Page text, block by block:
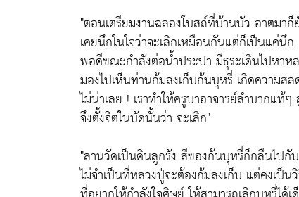
"ตอนเตรียมงานฉลองโบสถ์ที่บ้านบัว อาตมา
เคยนึกในใจว่าจะเลิกเหมือนกันแต่ก็เป็นแค่นึก
พอดีขณะกำลังต่อน้ำประปา มีธุระเดินไปหาห
มองไปเห็นท่านก้มลงเก็บก้นบุหรี่ เกิดความสล
ไม่น่าเลย ! เราทำให้ครูบาอาจารย์ลำบากแท้
จึงตั้งจิตในบัดนั้นว่า จะเลิก"
"ลานวัดเป็นดินลูกรัง สีของก้นบุหรี่ก็กลืนไปกั
ไม่จำเป็นที่หลวงปู่จะต้องก้มลงเก็บ แต่คงเป็